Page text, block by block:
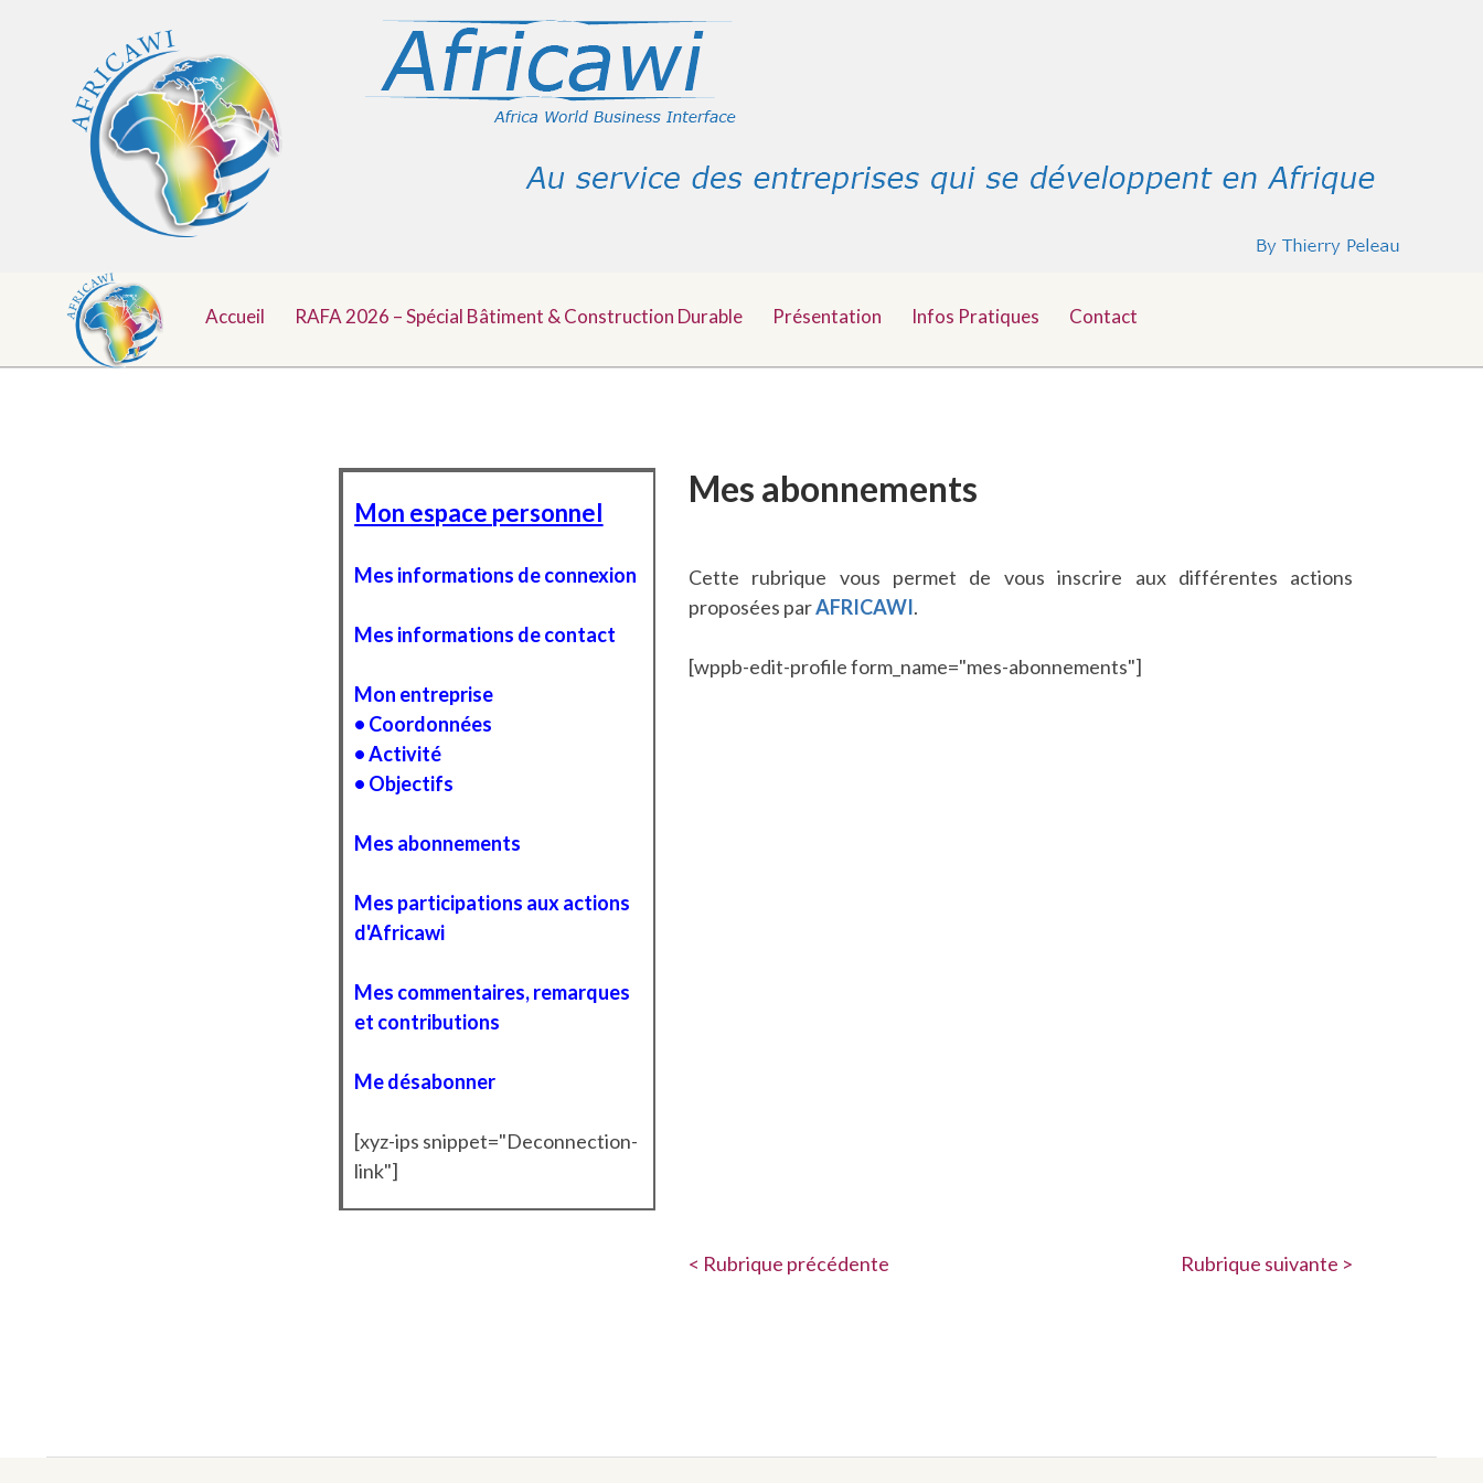
Top
Accueil RAFA 2026 – Spécial Bâtiment & Construction Durable Présentation Infos Pratiques Contact
Mon espace personnel
Mes informations de connexion
Mes informations de contact
Mon entreprise
• Coordonnées
• Activité
• Objectifs
Mes abonnements
Mes participations aux actions
d'Africawi
Mes commentaires, remarques
et contributions
Me désabonner
[xyz-ips snippet="Deconnection-
link"]
Mes abonnements
Cette rubrique vous permet de vous inscrire aux différentes actions
proposées parAFRICAWI.
[wppb-edit-profile form_name="mes-abonnements"]
< Rubrique précédente Rubrique suivante >